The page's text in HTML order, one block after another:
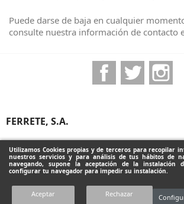
Utilizamos Cookies propias y de terceros para recopilar
nuestros servicios y para análisis de tus hábitos de
navegando, supone la aceptación de la instalación
configurar tu navegador para impedir su instalación.
Aceptar Rechazar
Puede darse de baja en cualquier
consulte nuestra información de contacto
FacebookTwitter
FERRETE, S.A.
PRODUCTOS
Diseñado por Programación Integral S.A.